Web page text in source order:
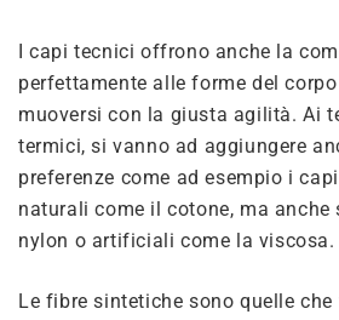
I capi tecnici offrono anche la
perfettamente alle forme del
muoversi con la giusta agilità. Ai
termici, si vanno ad aggiungere
preferenze come ad esempio i
naturali come il cotone, ma anche
nylon o artificiali come la viscosa.
Le fibre sintetiche sono quelle